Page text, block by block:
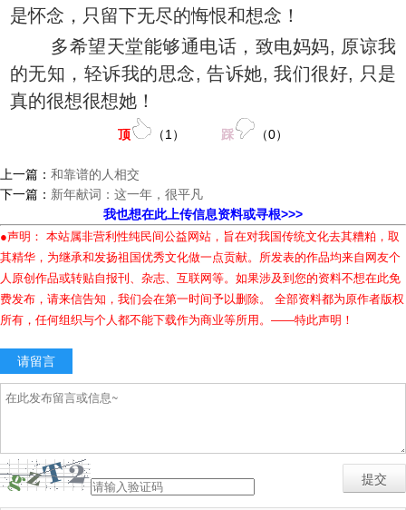
是怀念，只留下无尽的悔恨和想念！
多希望天堂能够通电话，致电妈妈, 原谅我
的无知，轻诉我的思念, 告诉她, 我们很好, 只是
真的很想很想她！
顶 （1 ） 踩 （0）
上一篇： 和靠谱的人相交
下一篇： 新年献词：这一年，很平凡
我也想在此上传信息资料或寻根>>>
●声明： 本站属非营利性纯民间公益网站，旨在对我国传统文化去其糟粕，取
其精华，为继承和发扬祖国优秀文化做一点贡献。所发表的作品均来自网友个
人原创作品或转贴自报刊、杂志、互联网等。如果涉及到您的资料不想在此免
费发布，请来信告知，我们会在第一时间予以删除。 全部资料都为原作者版权
所有，任何组织与个人都不能下载作为商业等所用。——特此声明！
请留言